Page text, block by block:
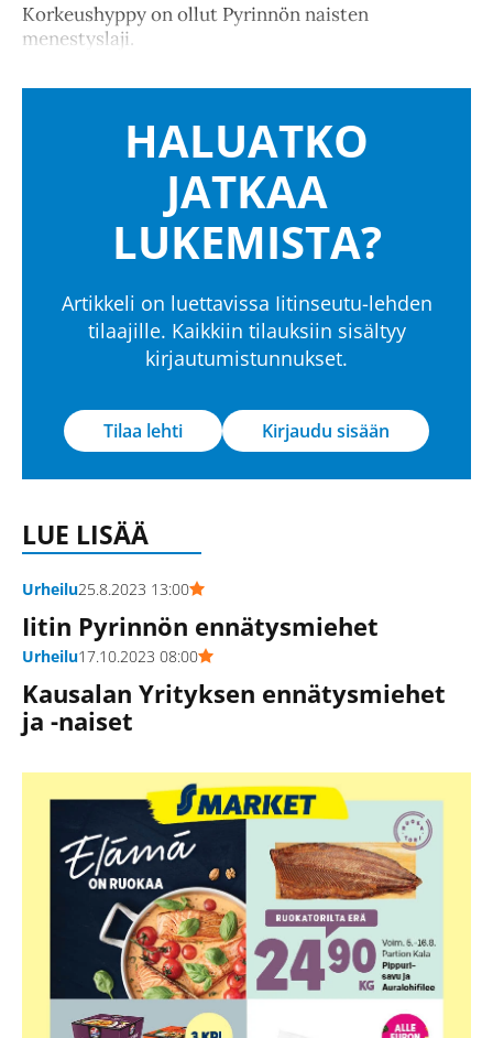
Korkeushyppy on ollut Pyrinnön naisten
menestyslaji.
HALUATKO
JATKAA
LUKEMISTA?
Artikkeli on luettavissa Iitinseutu-lehden
tilaajille. Kaikkiin tilauksiin sisältyy
kirjautumistunnukset.
Tilaa lehti Kirjaudu sisään
LUE LISÄÄ
Urheilu25.8.2023 13:00
Iitin Pyrinnön ennätysmiehet
Urheilu17.10.2023 08:00
Kausalan Yrityksen ennätysmiehet
ja -naiset